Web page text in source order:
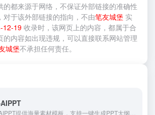
的都来源于网络，不保证外部链接的准确性
对于该外部链接的指向，不由笔友城堡 实
12-19 收录时，该网页上的内容，都属于合
的内容如出现违规，可以直接联系网站管理
城堡不承担任何责任。